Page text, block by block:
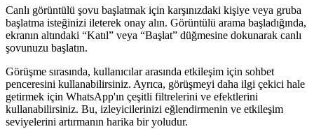
Canlı görüntülü şovu başlatmak için karşınızdaki kişiye veya gruba
başlatma isteğinizi ileterek onay alın. Görüntülü arama başladığında,
ekranın altındaki “Katıl” veya “Başlat” düğmesine dokunarak canlı
şovunuzu başlatın.
Görüşme sırasında, kullanıcılar arasında etkileşim için sohbet
penceresini kullanabilirsiniz. Ayrıca, görüşmeyi daha ilgi çekici hale
getirmek için WhatsApp'ın çeşitli filtrelerini ve efektlerini
kullanabilirsiniz. Bu, izleyicilerinizi eğlendirmenin ve etkileşim
seviyelerini artırmanın harika bir yoludur.